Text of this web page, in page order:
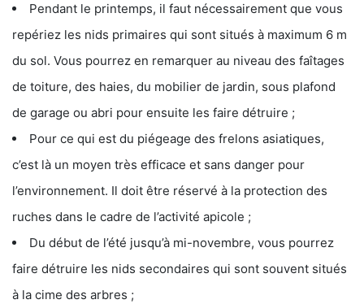
Pendant le printemps, il faut nécessairement que vous
repériez les nids primaires qui sont situés à maximum 6 m
du sol. Vous pourrez en remarquer au niveau des faîtages
de toiture, des haies, du mobilier de jardin, sous plafond
de garage ou abri pour ensuite les faire détruire ;
Pour ce qui est du piégeage des frelons asiatiques,
c’est là un moyen très efficace et sans danger pour
l’environnement. Il doit être réservé à la protection des
ruches dans le cadre de l’activité apicole ;
Du début de l’été jusqu’à mi-novembre, vous pourrez
faire détruire les nids secondaires qui sont souvent situés
à la cime des arbres ;